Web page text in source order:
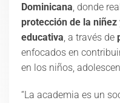
Dominicana, donde
protección de la niñez
educativa, a través de
enfocados en
en los niños,
“La academia es un